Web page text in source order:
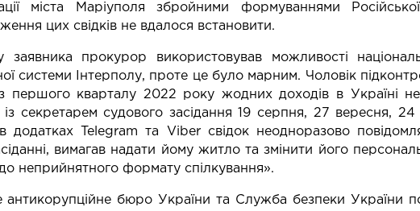
міста Маріуполя збройними формуваннями
цих свідків не вдалося встановити.
прокурор використовував можливості
системи Інтерполу, проте це було марним. Чоловік
першого кварталу 2022 року жодних доходів в Україні
із секретарем судового засідання 19 серпня, 27 вересня,
додатках Telegram та Viber свідок неодноразово
вимагав надати йому житло та змінити його
неприйнятного формату спілкування».
антикорупційне бюро України та Служба безпеки України